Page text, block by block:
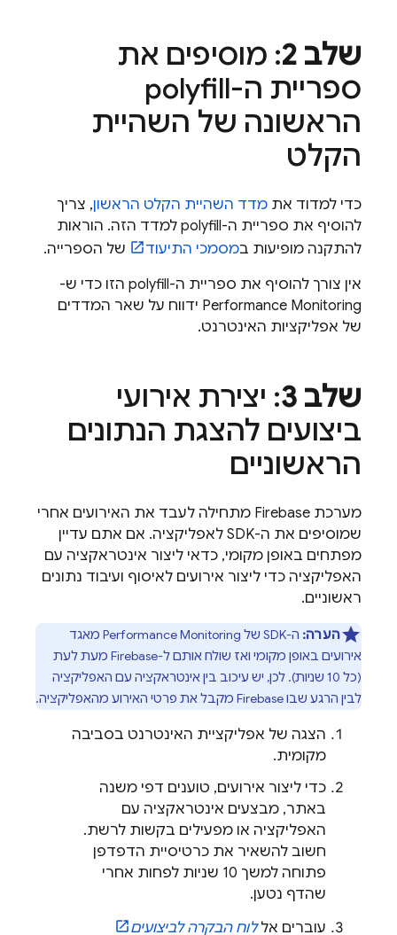
שלב 2
: מוסיפים את
ספריית ה-polyfill
הראשונה של השהיית
הקלט
כדי למדוד את מדד השהיית הקלט הראשון, צריך
להוסיף את ספריית ה-polyfill למדד הזה. הוראות
להתקנה מופיעות במסמכי התיעוד
של הספרייה.
אין צורך להוסיף את ספריית ה-polyfill הזו כדי ש-
Performance Monitoring ידווח על שאר המדדים
של אפליקציות האינטרנט.
שלב 3
: יצירת אירועי
ביצועים להצגת הנתונים
הראשוניים
מערכת Firebase מתחילה לעבד את האירועים אחרי
שמוסיפים את ה-SDK לאפליקציה. אם אתם עדיין
מפתחים באופן מקומי, כדאי ליצור אינטראקציה עם
האפליקציה כדי ליצור אירועים לאיסוף ועיבוד נתונים
ראשוניים.
הערה: ה-SDK של Performance Monitoring מאגד
אירועים באופן מקומי ואז שולח אותם ל-Firebase מעת לעת
(כל 10 שניות). לכן, יש עיכוב בין אינטראקציה עם האפליקציה
לבין הרגע שבו Firebase מקבל את פרטי האירוע מהאפליקציה.
הצגה של אפליקציית האינטרנט בסביבה
מקומית.
כדי ליצור אירועים, טוענים דפי משנה
באתר, מבצעים אינטראקציה עם
האפליקציה או מפעילים בקשות לרשת.
חשוב להשאיר את כרטיסיית הדפדפן
פתוחה למשך 10 שניות לפחות אחרי
שהדף נטען.
עוברים אללוח הבקרה לביצועים